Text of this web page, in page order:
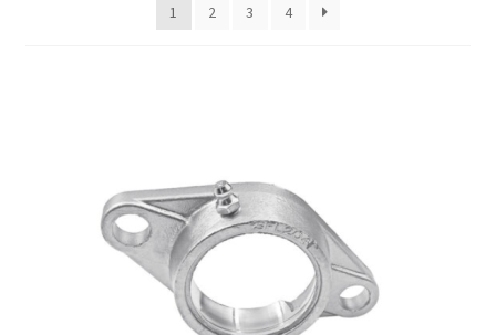
Оформление заказа
Сотрудничество
1 2 3 4